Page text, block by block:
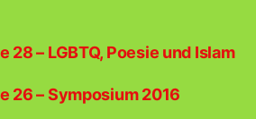
28 – LGBTQ, Poesie und Islam
26 – Symposium 2016